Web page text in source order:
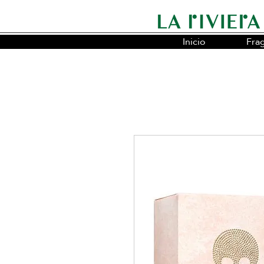
Somos la cadena líder en
Inicio